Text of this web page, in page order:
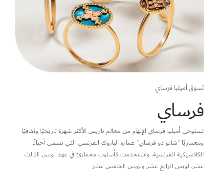
تسوق أميليا فرساي
فرساي
تستوحي أميليا فرساي الإلهام من معالم باريس الأكثر شهرة تاريخيًا وثقافيًا
ومعماريًا "شاتو دو فرساي" عمارة الباروك الفرنسي التي تسمى أحيانًا
الكلاسيكية الفرنسية، واستخدمت كأسلوب معماريّ في عهد لويس الثالث
عشر، لويس الرابع عشر ولويس الخامس عشر.